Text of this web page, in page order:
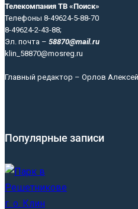
Телекомпания ТВ «Поиск»
Телефоны 8-49624-5-88-70
8-49624-2-43-88;
Эл. почта – 58870@mail.ru
klin_58870@mosreg.ru
Главный редактор – Орлов
Популярные записи